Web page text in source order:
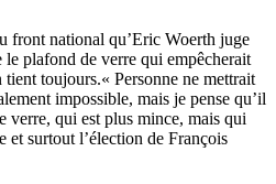
front national qu’Eric Woerth juge
le plafond de verre qui empêcherait
toujours.« Personne ne mettrait
impossible, mais je pense qu’il
verre, qui est plus mince, mais qui
et surtout l’élection de François